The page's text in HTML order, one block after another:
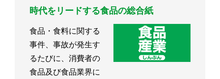
時代をリードする食品の総合紙
食品・食料に関する
事件、事故が発生す
るたびに、消費者の
食品及び食品業界に